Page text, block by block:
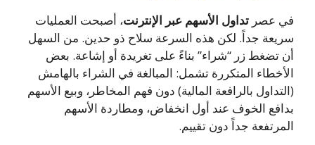
في عصر تداول الأسهم عبر الإنترنت، أصبحت العمليات
سريعة جداً. لكن هذه السرعة سلاح ذو حدين. من السهل
أن تضغط زر “شراء” بناءً على تغريدة أو إشاعة. بعض
الأخطاء المتكررة تشمل: المبالغة في الشراء بالهامش
(التداول بالرافعة المالية) دون فهم المخاطر، وبيع الأسهم
بدافع الخوف عند أول انخفاض، ومطاردة الأسهم
المرتفعة جداً دون تقييم.